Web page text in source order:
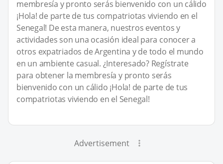
membresía y pronto serás bienvenido con un cálido
¡Hola! de parte de tus compatriotas viviendo en el
Senegal! De esta manera, nuestros eventos y
actividades son una ocasión ideal para conocer a
otros expatriados de Argentina y de todo el mundo
en un ambiente casual. ¿Interesado? Regístrate
para obtener la membresía y pronto serás
bienvenido con un cálido ¡Hola! de parte de tus
compatriotas viviendo en el Senegal!
Advertisement